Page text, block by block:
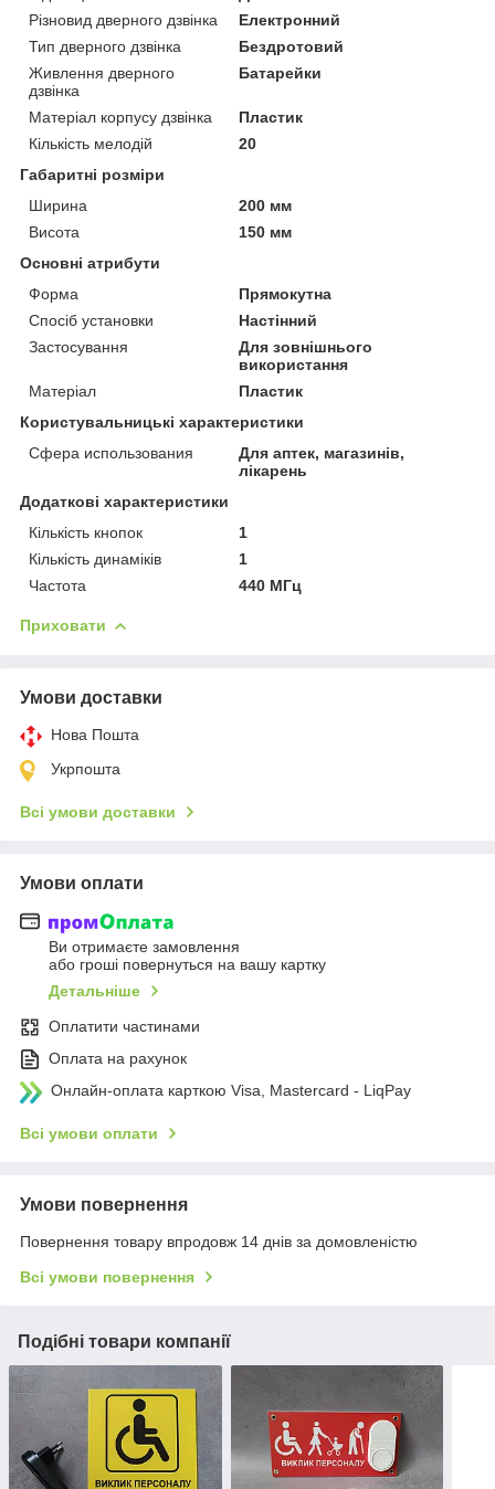
Різновид дверного дзвінка
Електронний
Тип дверного дзвінка
Бездротовий
Живлення дверного
дзвінка
Батарейки
Матеріал корпусу дзвінка
Пластик
Кількість мелодій
20
Габаритні розміри
Ширина
200 мм
Висота
150 мм
Основні атрибути
Форма
Прямокутна
Спосіб установки
Настінний
Застосування
Для зовнішнього
використання
Матеріал
Пластик
Користувальницькі характеристики
Сфера использования
Для аптек, магазинів,
лікарень
Додаткові характеристики
Кількість кнопок
1
Кількість динаміків
1
Частота
440 МГц
Приховати
Умови доставки
Нова Пошта
Укрпошта
Всі умови доставки
Умови оплати
Ви отримаєте замовлення
або гроші повернуться на вашу картку
Детальніше
Оплатити частинами
Оплата на рахунок
Онлайн-оплата карткою Visa, Mastercard - LiqPay
Всі умови оплати
Умови повернення
Повернення товару впродовж 14 днів за домовленістю
Всі умови повернення
Подібні товари компанії